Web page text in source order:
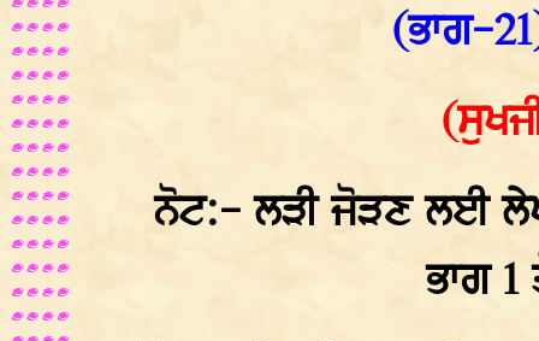
(ਭਾਗ-
ਨੋਟ:- ਲੜੀ ਜੋੜਣ ਲਈ
ਭਾਗ